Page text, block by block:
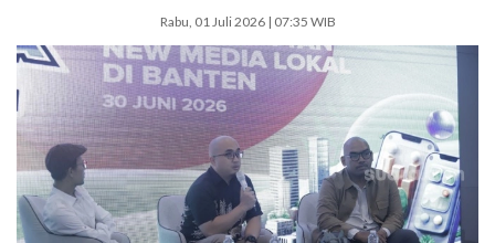
Rabu, 01 Juli 2026 | 07:35 WIB